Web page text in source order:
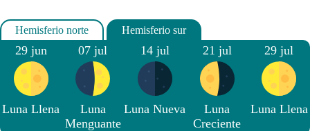
29 jun
Luna Llena
07 jul
Luna
Menguante
14 jul
Luna Nueva
21 jul
Luna
Creciente
29 jul
Luna Llena